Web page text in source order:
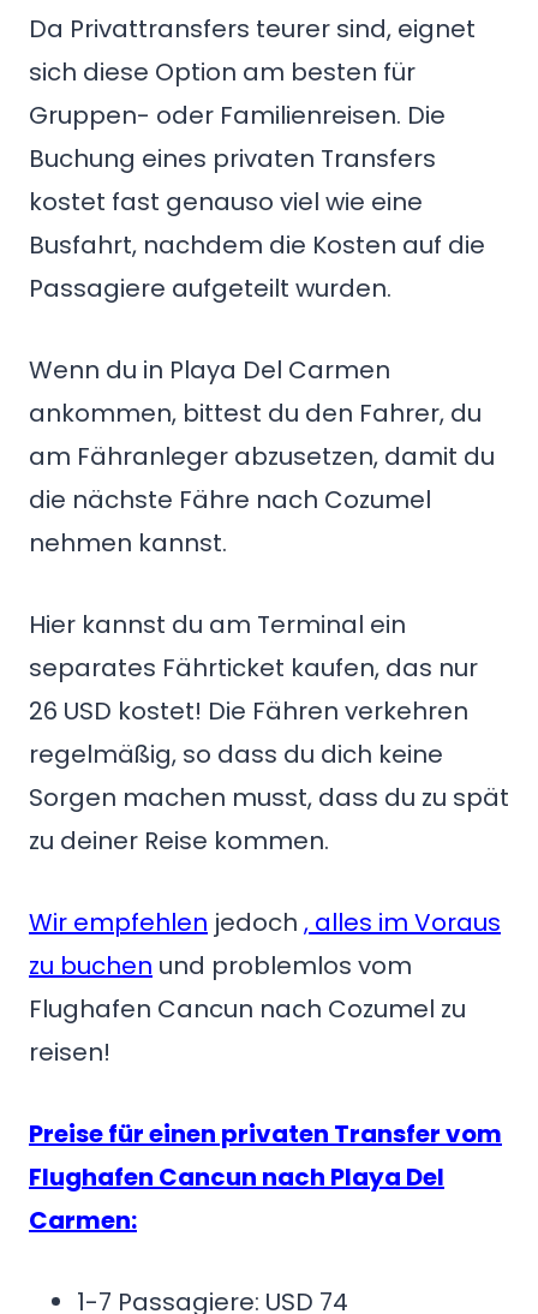
Da Privattransfers teurer sind, eignet
sich diese Option am besten für
Gruppen- oder Familienreisen. Die
Buchung eines privaten Transfers
kostet fast genauso viel wie eine
Busfahrt, nachdem die Kosten auf die
Passagiere aufgeteilt wurden.
Wenn du in Playa Del Carmen
ankommen, bittest du den Fahrer, du
am Fähranleger abzusetzen, damit du
die nächste Fähre nach Cozumel
nehmen kannst.
Hier kannst du am Terminal ein
separates Fährticket kaufen, das nur
26 USD kostet! Die Fähren verkehren
regelmäßig, so dass du dich keine
Sorgen machen musst, dass du zu spät
zu deiner Reise kommen.
Wir empfehlen jedoch , alles im Voraus
zu buchen und problemlos vom
Flughafen Cancun nach Cozumel zu
reisen!
Preise für einen privaten Transfer vom
Flughafen Cancun nach Playa Del
Carmen:
1-7 Passagiere: USD 74